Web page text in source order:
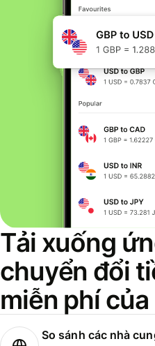
Tải xuống
chuyển đổi
miễn phí
So sánh các nhà